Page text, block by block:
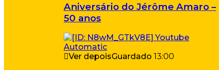
Aniversário do Jérôme Amaro –
50 anos
Ver depoisGuardado 13:00